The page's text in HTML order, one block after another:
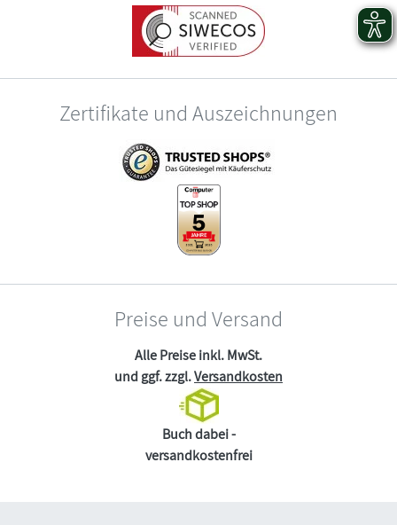
Zertifikate und Auszeichnungen
Preise und Versand
Alle Preise inkl. MwSt.
und ggf. zzgl.Versandkosten
Buch dabei -
versandkostenfrei